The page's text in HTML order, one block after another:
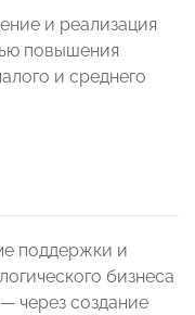
и реализация
повышения
и среднего
поддержки и
бизнеса
через создание